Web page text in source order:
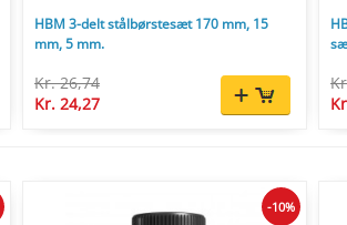
HBM 3-delt stålbørstesæt 170 mm, 15
mm, 5 mm.
Kr. 26,74
Kr. 24,27
-10%